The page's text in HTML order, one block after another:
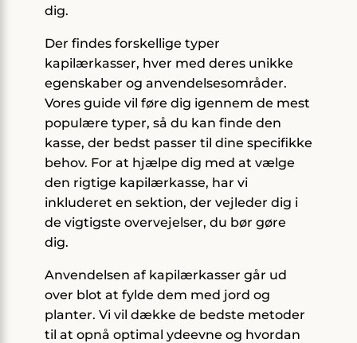
dig.
Der findes forskellige typer
kapilærkasser, hver med deres unikke
egenskaber og anvendelsesområder.
Vores guide vil føre dig igennem de mest
populære typer, så du kan finde den
kasse, der bedst passer til dine specifikke
behov. For at hjælpe dig med at vælge
den rigtige kapilærkasse, har vi
inkluderet en sektion, der vejleder dig i
de vigtigste overvejelser, du bør gøre
dig.
Anvendelsen af kapilærkasser går ud
over blot at fylde dem med jord og
planter. Vi vil dække de bedste metoder
til at opnå optimal ydeevne og hvordan